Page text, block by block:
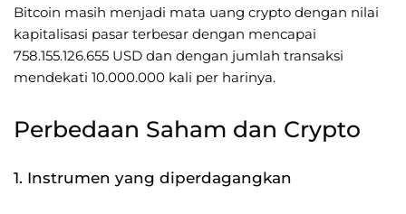
Bitcoin masih menjadi mata uang crypto dengan nilai
kapitalisasi pasar terbesar dengan mencapai
758.155.126.655 USD dan dengan jumlah transaksi
mendekati 10.000.000 kali per harinya.
Perbedaan Saham dan Crypto
1. Instrumen yang diperdagangkan